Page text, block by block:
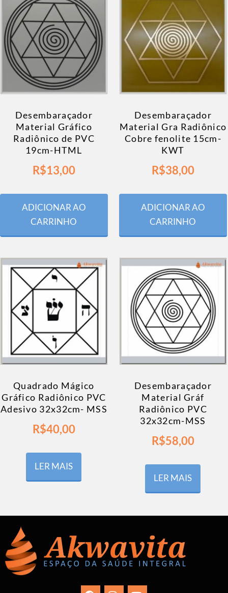
Desembaraçador
Material Gráfico
Radiônico de PVC
19cm-HTML
R$13,00
ADICIONAR AO
CARRINHO
Desembaraçador
Material Gra Radiônico
Cobre fenolite 15cm-
KWT
R$38,00
ADICIONAR AO
CARRINHO
Quadrado Mágico
Gráfico Radiônico PVC
Adesivo 32x32cm- MSS
R$40,00
LER MAIS
Desembaraçador
Material Gráf
Radiônico PVC
32x32cm-MSS
R$58,00
LER MAIS